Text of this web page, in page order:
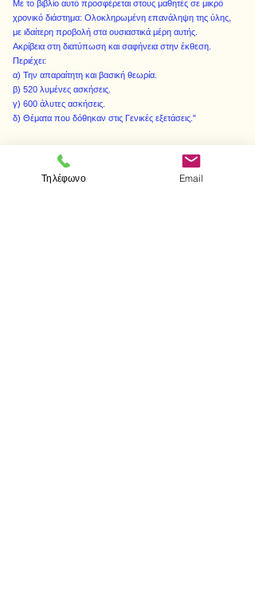
Με το βιβλίο αυτό προσφέρεται στους μαθητές σε μικρό
χρονικό διάστημα: Ολοκληρωμένη επανάληψη της ύλης,
με ιδαίτερη προβολή στα ουσιαστικά μέρη αυτής.
Ακρίβεια στη διατύπωση και σαφήνεια στην έκθεση.
Περιέχει:
α) Την απαραίτητη και βασική θεωρία.
β) 520 λυμένες ασκήσεις.
γ) 600 άλυτες ασκήσεις.
δ) Θέματα που δόθηκαν στις Γενικές εξετάσεις."
Τηλέφωνο Email